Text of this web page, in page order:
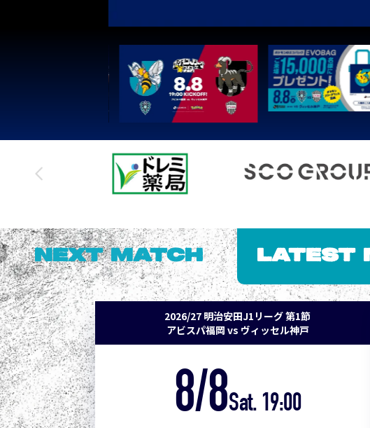
NEXT MATCH LATEST
2026/27 明治安田J1リーグ 第1節
アビスパ福岡 vs ヴィッセル神戸
8/8Sat. 19:00